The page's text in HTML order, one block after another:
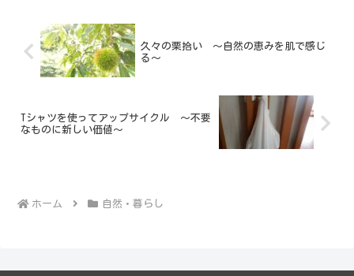
久々の栗拾い ～自然の恵みを肌で感じ
る～
Tシャツを使ってアップサイクル ～不要
なものに新しい価値～
ホーム 自然・暮らし